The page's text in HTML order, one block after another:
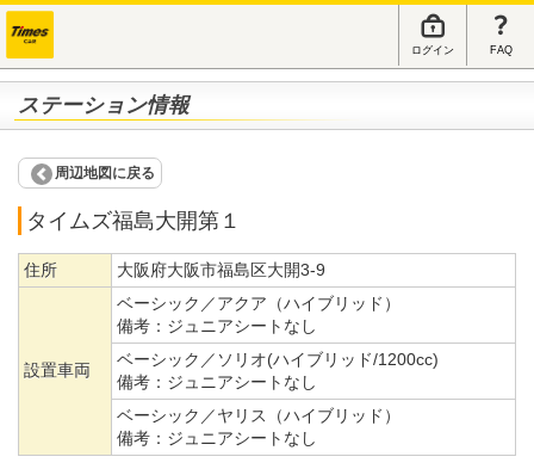
ログイン FAQ
ステーション情報
周辺地図に戻る
タイムズ福島大開第１
住所 大阪府大阪市福島区大開3-9
設置車両
ベーシック／アクア（ハイブリッド）
備考： ジュニアシートなし
ベーシック／ソリオ(ハイブリッド/1200cc)
備考： ジュニアシートなし
ベーシック／ヤリス（ハイブリッド）
備考： ジュニアシートなし